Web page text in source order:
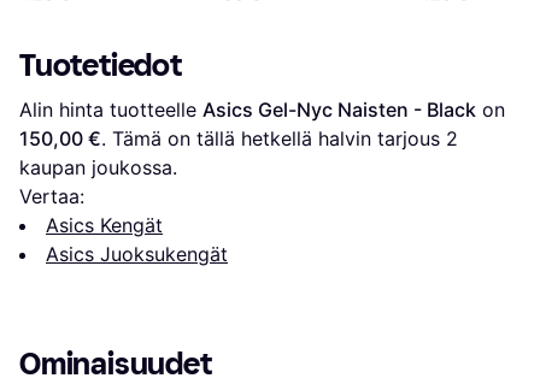
Tuotetiedot
Alin hinta tuotteelle Asics Gel-Nyc Naisten - Black
150,00 €. Tämä on tällä hetkellä halvin tarjous 2
kaupan joukossa.
Vertaa:
Asics Kengät
Asics Juoksukengät
Ominaisuudet